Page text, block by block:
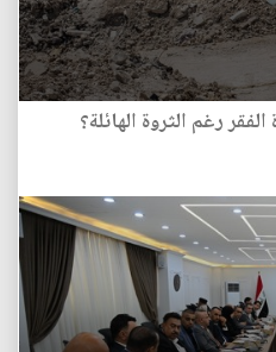
رغم الثروة الهائلة؟